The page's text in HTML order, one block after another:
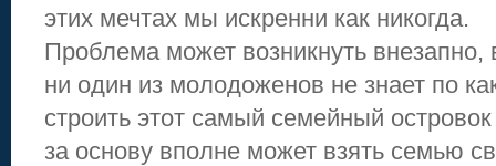
этих мечтах мы искренни как никогда.
Проблема может возникнуть внезапно,
ни один из молодоженов не знает по
строить этот самый семейный
за основу вполне может взять семью